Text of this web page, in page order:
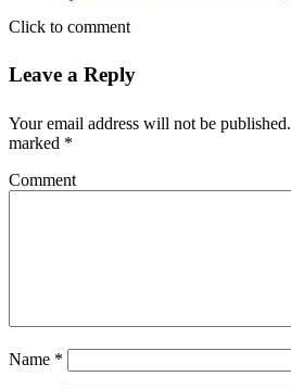
Click to comment
Leave a Reply
Your email address will not be published.
marked *
Comment
Name *